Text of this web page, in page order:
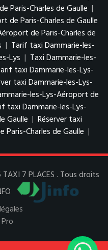
Paris-Charles de Gaulle |
de Paris-Charles de Gaulle
de Paris-Charles de
| Tarif taxi Dammarie-les-
Lys | Taxi Dammarie-les-
taxi Dammarie-les-Lys-
taxi Dammarie-les-Lys-
les-Lys-Aéroport de
taxi Dammarie-les-Lys-
Gaulle | Réserver taxi
Charles de Gaulle |
7 PLACES . Tous droits